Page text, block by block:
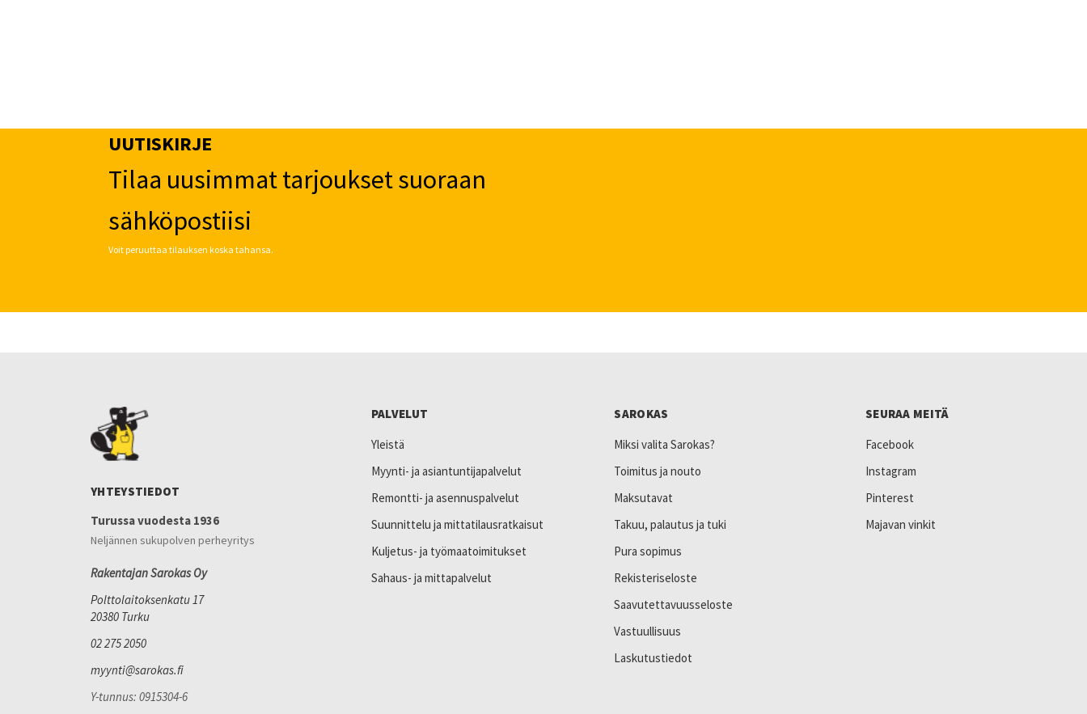
UUTISKIRJE
Tilaa uusimmat tarjoukset suoraan
sähköpostiisi
Voit peruuttaa tilauksen koska tahansa.
YHTEYSTIEDOT
Turussa vuodesta 1936
Neljännen sukupolven perheyritys
Rakentajan Sarokas Oy
Polttolaitoksenkatu 17
20380 Turku
02 275 2050
myynti@sarokas.fi
Y-tunnus: 0915304-6
PALVELUT
Yleistä
Myynti- ja asiantuntijapalvelut
Remontti- ja asennuspalvelut
Suunnittelu ja mittatilausratkaisut
Kuljetus- ja työmaatoimitukset
Sahaus- ja mittapalvelut
SAROKAS
Miksi valita Sarokas?
Toimitus ja nouto
Maksutavat
Takuu, palautus ja tuki
Pura sopimus
Rekisteriseloste
Saavutettavuusseloste
Vastuullisuus
Laskutustiedot
SEURAA MEITÄ
Facebook
Instagram
Pinterest
Majavan vinkit